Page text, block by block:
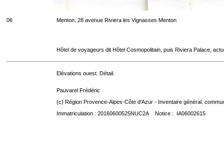
06 Menton. 28 avenue Riviera les Vignasses Menton
Hôtel de voyageurs dit Hôtel Cosmopolitain, puis Riviera Palace,
Elévations ouest. Détail.
Pauvarel Frédéric
(c) Région Provence-Alpes-Côte d'Azur - Inventaire général.
Immatriculation : 20160600525NUC2A Notice : IA06002615